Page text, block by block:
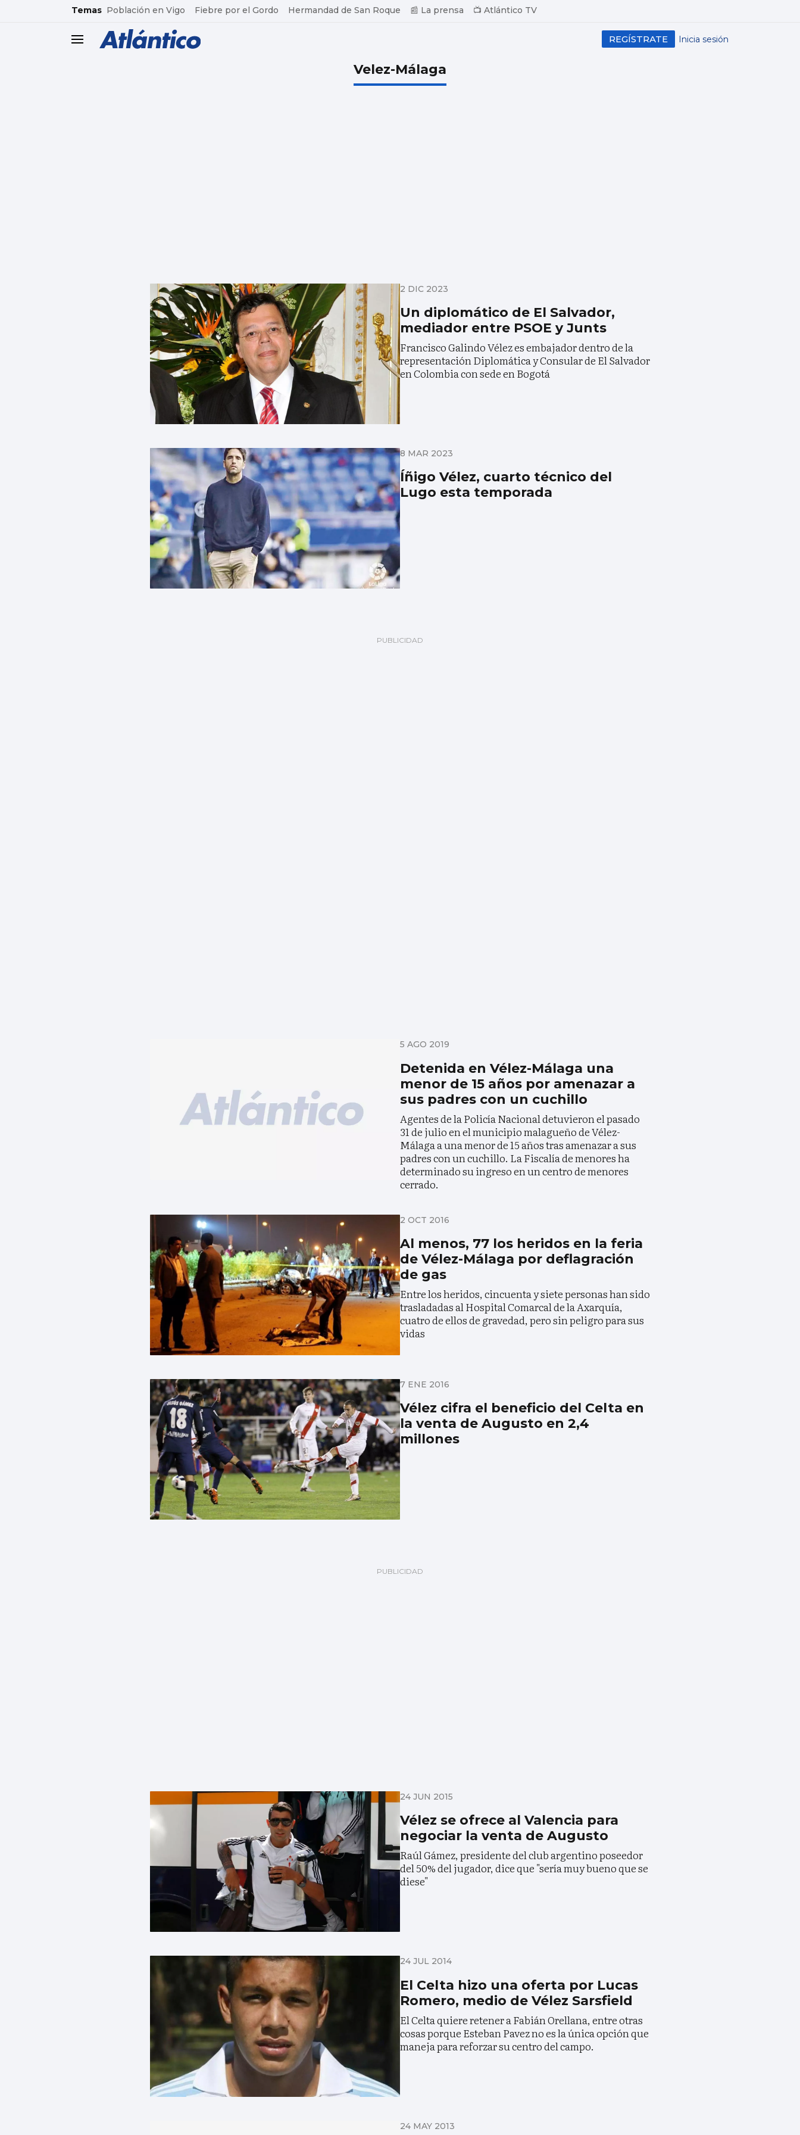
common.go-to-content
Temas Población en Vigo Fiebre por el Gordo Hermandad de San Roque 📰 La prensa 📺 Atlántico TV
header.menu.open Inicia sesión
REGÍSTRATE
Velez-Málaga
2 DIC 2023
Un diplomático de El Salvador,
mediador entre PSOE y Junts
Francisco Galindo Vélez es embajador dentro de la
representación Diplomática y Consular de El Salvador
en Colombia con sede en Bogotá
8 MAR 2023
Íñigo Vélez, cuarto técnico del
Lugo esta temporada
5 AGO 2019
Detenida en Vélez-Málaga una
menor de 15 años por amenazar a
sus padres con un cuchillo
Agentes de la Policía Nacional detuvieron el pasado
31 de julio en el municipio malagueño de Vélez-
Málaga a una menor de 15 años tras amenazar a sus
padres con un cuchillo. La Fiscalía de menores ha
determinado su ingreso en un centro de menores
cerrado.
2 OCT 2016
Al menos, 77 los heridos en la feria
de Vélez-Málaga por deflagración
de gas
Entre los heridos, cincuenta y siete personas han sido
trasladadas al Hospital Comarcal de la Axarquía,
cuatro de ellos de gravedad, pero sin peligro para sus
vidas
7 ENE 2016
Vélez cifra el beneficio del Celta en
la venta de Augusto en 2,4
millones
24 JUN 2015
Vélez se ofrece al Valencia para
negociar la venta de Augusto
Raúl Gámez, presidente del club argentino poseedor
del 50% del jugador, dice que "sería muy bueno que se
diese"
24 JUL 2014
El Celta hizo una oferta por Lucas
Romero, medio de Vélez Sarsfield
El Celta quiere retener a Fabián Orellana, entre otras
cosas porque Esteban Pavez no es la única opción que
maneja para reforzar su centro del campo.
24 MAY 2013